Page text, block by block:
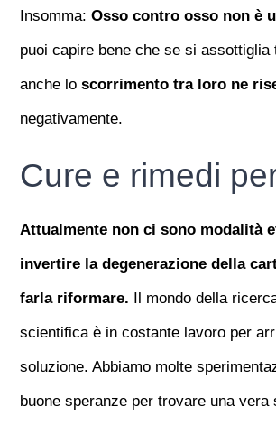
Insomma:Osso contro osso non è
puoi capire bene che se si assottiglia
anche loscorrimento tra loro ne
negativamente.
Cure e rimedi
Attualmente non ci sono modalità
invertire la degenerazione della
farla riformare. Il mondo della
scientifica è in costante lavoro per
soluzione. Abbiamo molte
buone speranze per trovare una vera